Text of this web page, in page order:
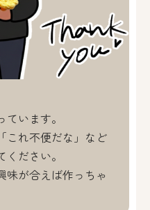
います。
これ不便だな」など
ださい。
味が合えば作っちゃ